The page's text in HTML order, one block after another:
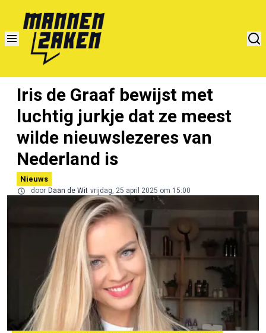
Iris de Graaf bewijst met
luchtig jurkje dat ze meest
wilde nieuwslezeres van
Nederland is
Nieuws
door Daan de Wit vrijdag, 25 april 2025 om 15:00